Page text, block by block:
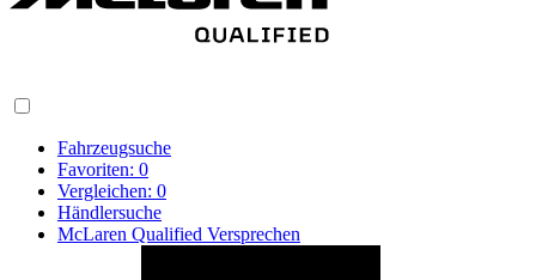
Fahrzeugsuche
Favoriten: 0
Vergleichen: 0
Händlersuche
McLaren Qualified Versprechen